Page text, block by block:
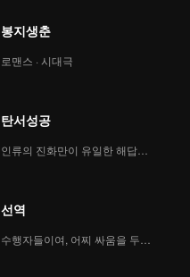
Firework(Moving Ver.)
Mic Drop(Still Ver.)
Crush(Still Ver.)
봉지생춘
로맨스 · 시대극
탄서성공
인류의 진화만이 유일한 해답이다
선역